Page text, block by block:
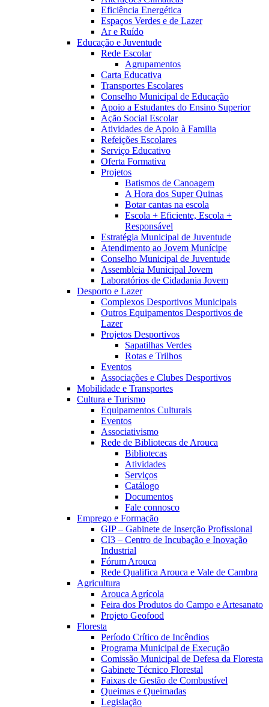
Eficiência Energética
Espaços Verdes e de Lazer
Ar e Ruído
Educação e Juventude
Rede Escolar
Agrupamentos
Carta Educativa
Transportes Escolares
Conselho Municipal de Educação
Apoio a Estudantes do Ensino Superior
Ação Social Escolar
Atividades de Apoio à Familia
Refeições Escolares
Serviço Educativo
Oferta Formativa
Projetos
Batismos de Canoagem
A Hora dos Super Quinas
Botar cantas na escola
Escola + Eficiente, Escola +
Responsável
Estratégia Municipal de Juventude
Atendimento ao Jovem Munícipe
Conselho Municipal de Juventude
Assembleia Municipal Jovem
Laboratórios de Cidadania Jovem
Desporto e Lazer
Complexos Desportivos Municipais
Outros Equipamentos Desportivos de
Lazer
Projetos Desportivos
Sapatilhas Verdes
Rotas e Trilhos
Eventos
Associações e Clubes Desportivos
Mobilidade e Transportes
Cultura e Turismo
Equipamentos Culturais
Eventos
Associativismo
Rede de Bibliotecas de Arouca
Bibliotecas
Atividades
Serviços
Catálogo
Documentos
Fale connosco
Emprego e Formação
GIP – Gabinete de Inserção Profissional
CI3 – Centro de Incubação e Inovação
Industrial
Fórum Arouca
Rede Qualifica Arouca e Vale de Cambra
Agricultura
Arouca Agrícola
Feira dos Produtos do Campo e Artesanato
Projeto Geofood
Floresta
Período Crítico de Incêndios
Programa Municipal de Execução
Comissão Municipal de Defesa da Floresta
Gabinete Técnico Florestal
Faixas de Gestão de Combustível
Queimas e Queimadas
Legislação